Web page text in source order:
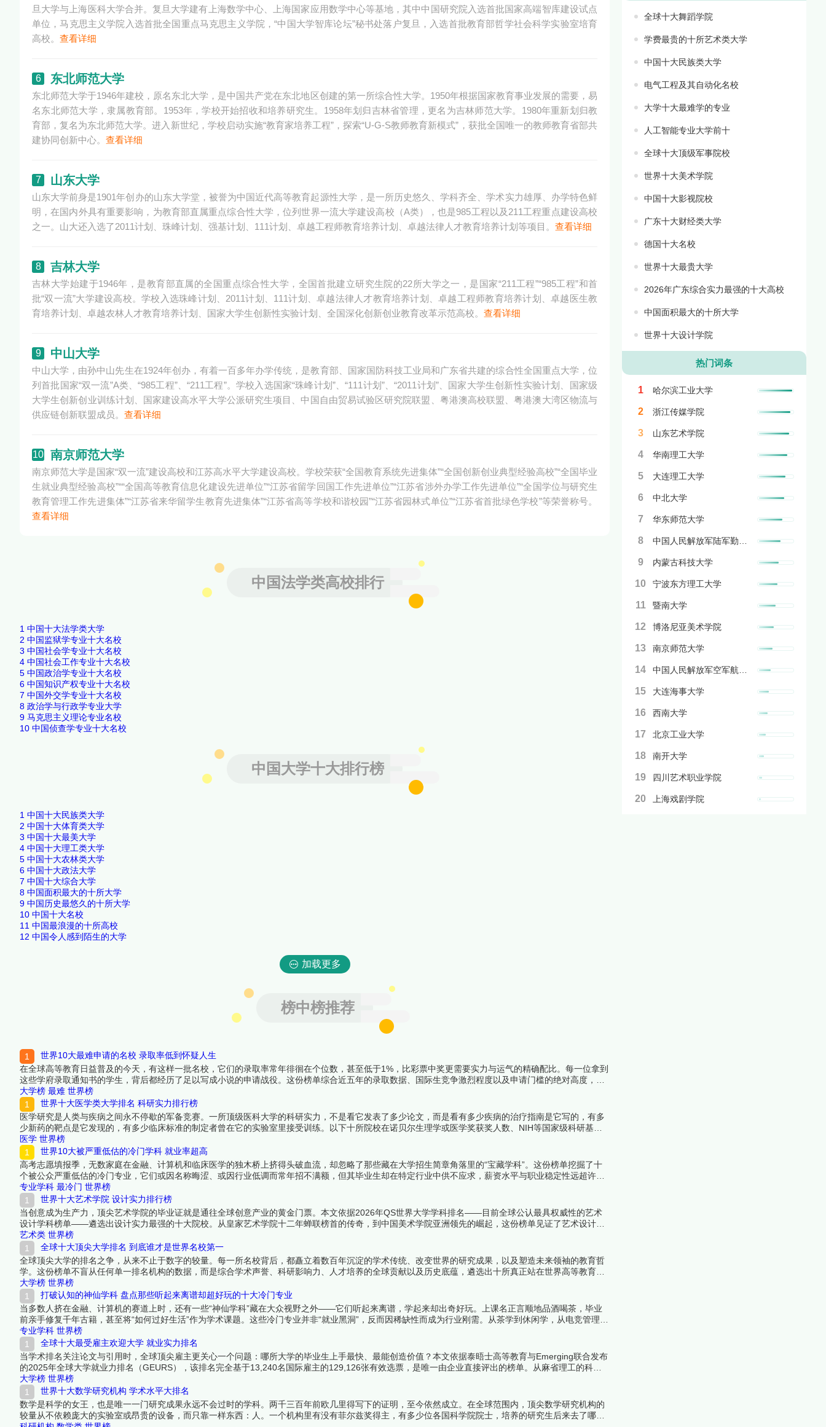
旦大学与上海医科大学合并。复旦大学建有上海数学中心、上海国家应用数学中心等基地，其中中国研究院入选首批国家高端智库建设试点
单位，马克思主义学院入选首批全国重点马克思主义学院，“中国大学智库论坛”秘书处落户复旦，入选首批教育部哲学社会科学实验室培育
高校。 查看详细
6 东北师范大学
东北师范大学于1946年建校，原名东北大学，是中国共产党在东北地区创建的第一所综合性大学。1950年根据国家教育事业发展的需要，易
名东北师范大学，隶属教育部。1953年，学校开始招收和培养研究生。1958年划归吉林省管理，更名为吉林师范大学。1980年重新划归教
育部，复名为东北师范大学。进入新世纪，学校启动实施“教育家培养工程”，探索“U-G-S教师教育新模式”，获批全国唯一的教师教育省部共
建协同创新中心。 查看详细
7 山东大学
山东大学前身是1901年创办的山东大学堂，被誉为中国近代高等教育起源性大学，是一所历史悠久、学科齐全、学术实力雄厚、办学特色鲜
明，在国内外具有重要影响，为教育部直属重点综合性大学，位列世界一流大学建设高校（A类），也是985工程以及211工程重点建设高校
之一。山大还入选了2011计划、珠峰计划、强基计划、111计划、卓越工程师教育培养计划、卓越法律人才教育培养计划等项目。 查看详细
8 吉林大学
吉林大学始建于1946年，是教育部直属的全国重点综合性大学，全国首批建立研究生院的22所大学之一，是国家“211工程”“985工程”和首
批“双一流”大学建设高校。学校入选珠峰计划、2011计划、111计划、卓越法律人才教育培养计划、卓越工程师教育培养计划、卓越医生教
育培养计划、卓越农林人才教育培养计划、国家大学生创新性实验计划、全国深化创新创业教育改革示范高校。 查看详细
9 中山大学
中山大学，由孙中山先生在1924年创办，有着一百多年办学传统，是教育部、国家国防科技工业局和广东省共建的综合性全国重点大学，位
列首批国家“双一流”A类、“985工程”、“211工程”。学校入选国家“珠峰计划”、“111计划”、“2011计划”、国家大学生创新性实验计划、国家级
大学生创新创业训练计划、国家建设高水平大学公派研究生项目、中国自由贸易试验区研究院联盟、粤港澳高校联盟、粤港澳大湾区物流与
供应链创新联盟成员。 查看详细
10 南京师范大学
南京师范大学是国家“双一流”建设高校和江苏高水平大学建设高校。学校荣获“全国教育系统先进集体”“全国创新创业典型经验高校”“全国毕业
生就业典型经验高校”““全国高等教育信息化建设先进单位”“江苏省留学回国工作先进单位”“江苏省涉外办学工作先进单位”“全国学位与研究生
教育管理工作先进集体”“江苏省来华留学生教育先进集体”“江苏省高等学校和谐校园”“江苏省园林式单位”“江苏省首批绿色学校”等荣誉称号。
查看详细
中国法学类高校排行
1 中国十大法学类大学
2 中国监狱学专业十大名校
3 中国社会学专业十大名校
4 中国社会工作专业十大名校
5 中国政治学专业十大名校
6 中国知识产权专业十大名校
7 中国外交学专业十大名校
8 政治学与行政学专业大学
9 马克思主义理论专业名校
10 中国侦查学专业十大名校
中国大学十大排行榜
1 中国十大民族类大学
2 中国十大体育类大学
3 中国十大最美大学
4 中国十大理工类大学
5 中国十大农林类大学
6 中国十大政法大学
7 中国十大综合大学
8 中国面积最大的十所大学
9 中国历史最悠久的十所大学
10 中国十大名校
11 中国最浪漫的十所高校
12 中国令人感到陌生的大学
加载更多
榜中榜推荐
世界10大最难申请的名校 录取率低到怀疑人生
在全球高等教育日益普及的今天，有这样一批名校，它们的录取率常年徘徊在个位数，甚至低于1%，比彩票中奖更需要实力与运气的精确配比。每一位拿到
这些学府录取通知书的学生，背后都经历了足以写成小说的申请战役。这份榜单综合近五年的录取数据、国际生竞争激烈程度以及申请门槛的绝对高度，遴
选出十所让全球最优秀的申请者都寝食难安的世界名校。进入这些学府，意味着在二十岁之前就完成了一次人生的终极闯关。下面跟着榜中榜编辑一起来看
看详细名单吧！
大学榜 最难 世界榜
世界十大医学类大学排名 科研实力排行榜
医学研究是人类与疾病之间永不停歇的军备竞赛。一所顶级医科大学的科研实力，不是看它发表了多少论文，而是看有多少疾病的治疗指南是它写的，有多
少新药的靶点是它发现的，有多少临床标准的制定者曾在它的实验室里接受训练。以下十所院校在诺贝尔生理学或医学奖获奖人数、NIH等国家级科研基金
获批额度、临床医学顶刊论文发表量和高被引学者密度四个维度上长期占据全球前列，它们共同构成了当代医学研究的第一梯队。下面跟着榜中榜编辑一起
来看看详细名单吧！
医学 世界榜
世界10大被严重低估的冷门学科 就业率超高
高考志愿填报季，无数家庭在金融、计算机和临床医学的独木桥上挤得头破血流，却忽略了那些藏在大学招生简章角落里的“宝藏学科”。这份榜单挖掘了十
个被公众严重低估的冷门专业，它们或因名称晦涩、或因行业低调而常年招不满额，但其毕业生却在特定行业中供不应求，薪资水平与职业稳定性远超许多
热门专业。在少有人走的路上，竞争更少、机会更多，这些学科的真正价值正等着被重新发现。下面跟着榜中榜编辑一起来看看详细名单吧！
专业学科 最冷门 世界榜
世界十大艺术学院 设计实力排行榜
当创意成为生产力，顶尖艺术学院的毕业证就是通往全球创意产业的黄金门票。本文依据2026年QS世界大学学科排名——目前全球公认最具权威性的艺术
设计学科榜单——遴选出设计实力最强的十大院校。从皇家艺术学院十二年蝉联榜首的传奇，到中国美术学院亚洲领先的崛起，这份榜单见证了艺术设计教
育从传统技艺向跨学科创新的转型浪潮。下面跟着榜中榜编辑一起来看看详细名单吧！
艺术类 世界榜
全球十大顶尖大学排名 到底谁才是世界名校第一
全球顶尖大学的排名之争，从来不止于数字的较量。每一所名校背后，都矗立着数百年沉淀的学术传统、改变世界的研究成果，以及塑造未来领袖的教育哲
学。这份榜单不盲从任何单一排名机构的数据，而是综合学术声誉、科研影响力、人才培养的全球贡献以及历史底蕴，遴选出十所真正站在世界高等教育金
字塔尖的学府。它们之间的位次或许有争议，但每一所的入选都无可辩驳——这里诞生的，是人类文明的下一章。下面跟着榜中榜编辑一起来看看详细名单
吧！
大学榜 世界榜
打破认知的神仙学科 盘点那些听起来离谱却超好玩的十大冷门专业
当多数人挤在金融、计算机的赛道上时，还有一些“神仙学科”藏在大众视野之外——它们听起来离谱，学起来却出奇好玩。上课名正言顺地品酒喝茶，毕业
前亲手修复千年古籍，甚至将“如何过好生活”作为学术课题。这些冷门专业并非“就业黑洞”，反而因稀缺性而成为行业刚需。从茶学到休闲学，从电竞管理到
文物修复，它们的存在提醒我们：大学的意义不只是找饭碗，更是找到热爱。下面跟着榜中榜编辑一起来看看详细名单吧！
专业学科 世界榜
全球十大最受雇主欢迎大学 就业实力排名
当学术排名关注论文与引用时，全球顶尖雇主更关心一个问题：哪所大学的毕业生上手最快、最能创造价值？本文依据泰晤士高等教育与Emerging联合发布
的2025年全球大学就业力排名（GEURS），该排名完全基于13,240名国际雇主的129,126张有效选票，是唯一由企业直接评出的榜单。从麻省理工的科技
统治力到东京大学的亚洲突围，这份就业实力十强榜单，是毕业生求职竞争力的终极参照。下面跟着榜中榜编辑一起来看看详细名单吧！
大学榜 世界榜
世界十大数学研究机构 学术水平大排名
数学是科学的女王，也是唯一一门研究成果永远不会过时的学科。两千三百年前欧几里得写下的证明，至今依然成立。在全球范围内，顶尖数学研究机构的
较量从不依赖庞大的实验室或昂贵的设备，而只靠一样东西：人。一个机构里有没有菲尔兹奖得主，有多少位各国科学院院士，培养的研究生后来去了哪里
全球十大舞蹈学院
学费最贵的十所艺术类大学
中国十大民族类大学
电气工程及其自动化名校
大学十大最难学的专业
人工智能专业大学前十
全球十大顶级军事院校
世界十大美术学院
中国十大影视院校
广东十大财经类大学
德国十大名校
世界十大最贵大学
2026年广东综合实力最强的十大高校
中国面积最大的十所大学
世界十大设计学院
热门词条
1 哈尔滨工业大学
2 浙江传媒学院
3 山东艺术学院
4 华南理工大学
5 大连理工大学
6 中北大学
7 华东师范大学
8
9 内蒙古科技大学
10 宁波东方理工大学
11 暨南大学
12 博洛尼亚美术学院
13 南京师范大学
14
15 大连海事大学
16 西南大学
17 北京工业大学
18 南开大学
19 四川艺术职业学院
20 上海戏剧学院